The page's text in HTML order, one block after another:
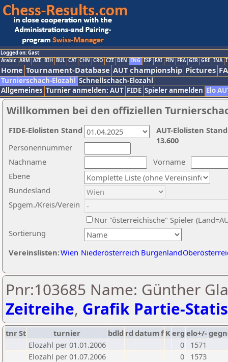
Logged on: Gast
Arabic ARM AZE BIH BUL CAT CHN CRO CZE DEN ENG ESP FAI FIN FRA GER GRE INA
Home Tournament-Database AUT championship Pictures
Turnierschach-Elozahl Schnellschach-Elozahl
Allgemeines Turnier anmelden: AUT FIDE Spieler anmelden Elo
Willkommen bei den offiziellen
Nachname
Vorname
Ebene
Sortierung
Personennummer
Bundesland
Spgem./Kreis/Verein
Nur "österreichische" Spieler
Vereinslisten:Wien Niederösterreich Burgenland
AUT-Elolisten
13.600
FIDE-Elolisten Stand
Pnr:103685 Name: Günther
Zeitreihe, Grafik Partie-
tnrSt turnier bdld rd datumf Kerg elo+/-
Elozahl per 01.01.2006
0
1571
Elozahl per 01.07.2006
0
1573